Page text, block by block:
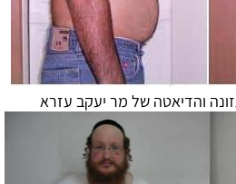
והדיאטה של מר יעקב עזרא